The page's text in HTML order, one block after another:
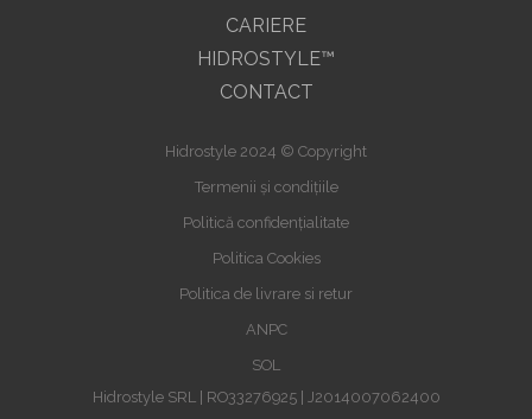
CARIERE
HIDROSTYLE™
CONTACT
Hidrostyle 2024 © Copyright
Termenii și condițiile
Politică confidențialitate
Politica Cookies
Politica de livrare si retur
ANPC
SOL
Hidrostyle SRL | RO33276925 | J2014007062400